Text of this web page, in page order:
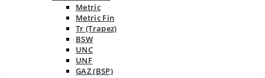
Metric
Metric Fin
Tr (Trapez)
BSW
UNC
UNF
GAZ (BSP)